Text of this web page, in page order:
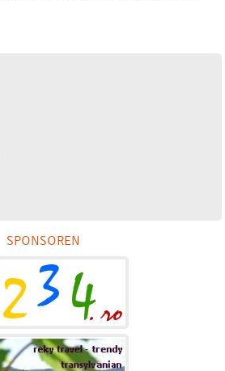
SPONSOREN